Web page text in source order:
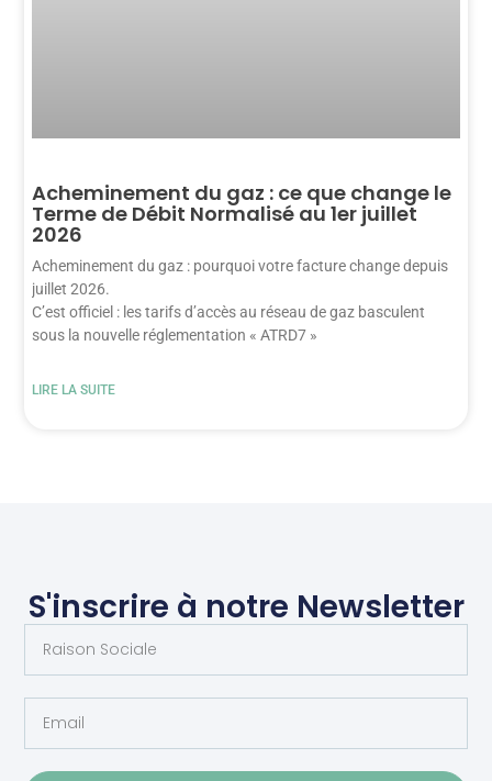
Acheminement du gaz : ce que change le
Terme de Débit Normalisé au 1er juillet
2026
Acheminement du gaz : pourquoi votre facture change depuis
juillet 2026.
C’est officiel : les tarifs d’accès au réseau de gaz basculent
sous la nouvelle réglementation « ATRD7 »
LIRE LA SUITE
S'inscrire à notre Newsletter